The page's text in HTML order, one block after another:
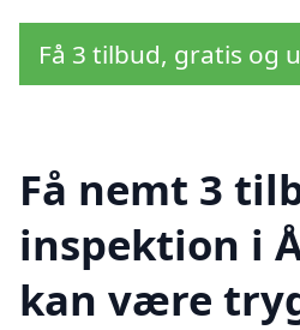
Få 3 tilbud, gratis og
Få nemt 3
inspektion i
kan være